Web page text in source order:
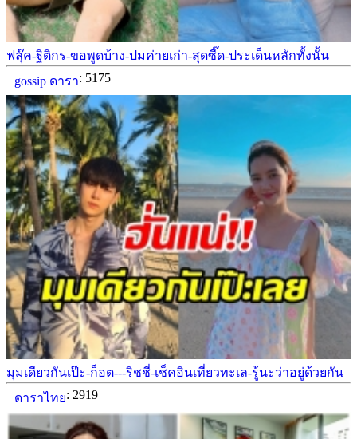
ฟลุ๊ค-ฐิติกร-ขอพูดบ้าง-ปมค่ายเก่า-สุดซี๊ด-ประเด็นหลักทั้งนั้น
gossip ดารา: 5175
มุมเดียวกันเป๊ะ-ก็อต---ริชชี่-เช็คอินเที่ยวทะเล-รู้นะว่าอยู่ด้วยกัน
ดาราไทย: 2919